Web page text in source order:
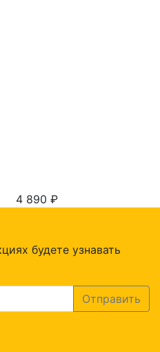
4 890 ₽
будете узнавать